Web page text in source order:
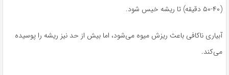
(۴۰-۵۰ دقیقه) تا ریشه خیس شود.
آبیاری ناکافی باعث ریزش میوه می‌شود، اما بیش از حد نیز ریشه را پوسیده
می‌کند.